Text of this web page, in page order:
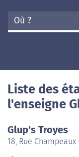
Où ?
Liste des
l'enseigne
Glup's Troyes
18, Rue